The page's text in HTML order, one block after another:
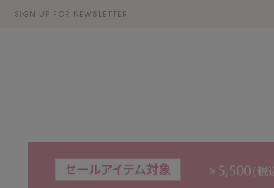
SIGN UP FOR NEWSLETTER